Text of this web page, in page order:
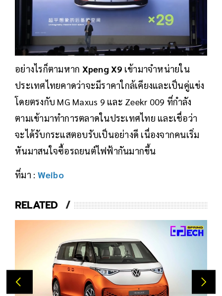
อย่างไรก็ตามหาก Xpeng X9 เข้ามาจำหน่ายใน
ประเทศไทยคาดว่าจะมีราคาใกล้เคียงและเป็นคู่แข่ง
โดยตรงกับ MG Maxus 9 และ Zeekr 009 ที่กำลัง
ตามเข้ามาทำการตลาดในประเทศไทย และเชื่อว่า
จะได้รับกระแสตอบรับเป็นอย่างดี เนื่องจากคนเริ่ม
หันมาสนใจซื้อรถยนต์ไฟฟ้ากันมากขึ้น
ที่มา : Weibo
RELATED